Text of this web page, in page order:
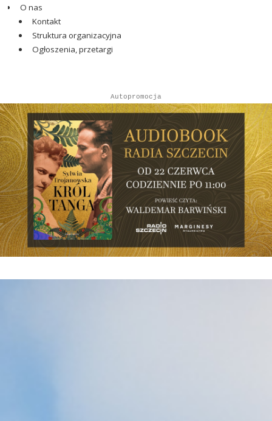
O nas
Kontakt
Struktura organizacyjna
Ogłoszenia, przetargi
Autopromocja
Autopromocja
Reklama